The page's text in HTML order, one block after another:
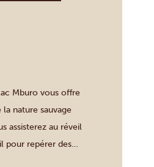
Mburo vous offre
nature sauvage
assisterez au réveil
pour repérer des